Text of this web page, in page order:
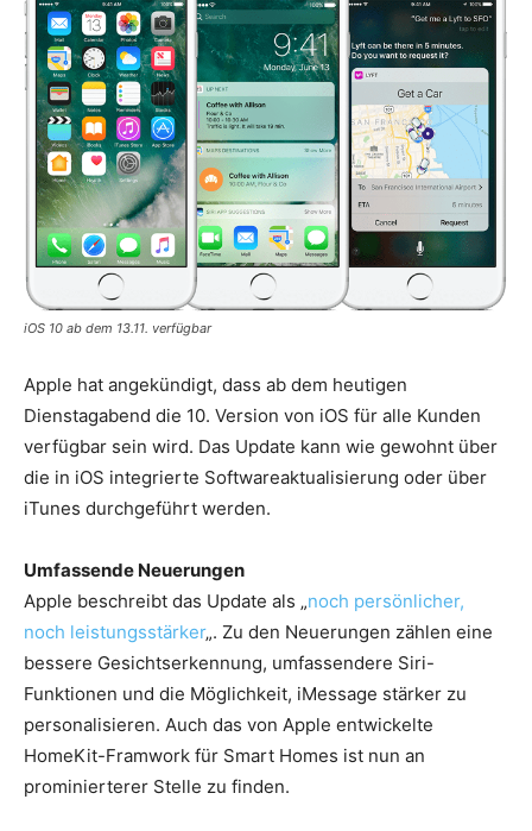
iOS 10 ab dem 13.11. verfügbar
Apple hat angekündigt, dass ab dem heutigen
Dienstagabend die 10. Version von iOS für alle Kunden
verfügbar sein wird. Das Update kann wie gewohnt über
die in iOS integrierte Softwareaktualisierung oder über
iTunes durchgeführt werden.
Umfassende Neuerungen
Apple beschreibt das Update als „noch persönlicher,
noch leistungsstärker„. Zu den Neuerungen zählen eine
bessere Gesichtserkennung, umfassendere Siri-
Funktionen und die Möglichkeit, iMessage stärker zu
personalisieren. Auch das von Apple entwickelte
HomeKit-Framwork für Smart Homes ist nun an
prominierterer Stelle zu finden.